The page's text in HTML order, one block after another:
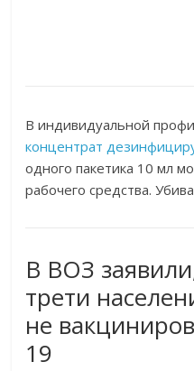
В индивидуальной
концентрат
одного пакетика 10 мл
рабочего средства.
В ВОЗ
трети
не
19